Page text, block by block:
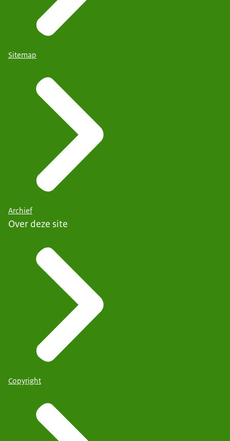
Sitemap
Archief
Over deze site
Copyright